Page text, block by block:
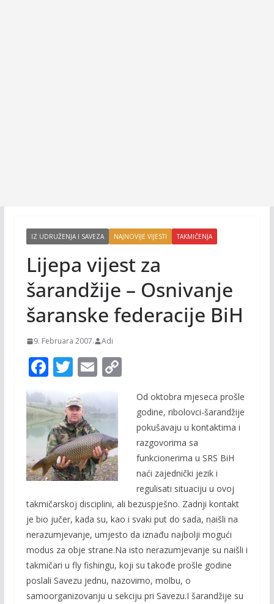
IZ UDRUŽENJA I SAVEZA NAJNOVIJE VIJESTI TAKMIČENJA
Lijepa vijest za
šarandžije – Osnivanje
šaranske federacije BiH
9. Februara 2007. Adi
F
e
b
o
o
k
T
itt
er
E
ai
l
C
Li
Od oktobra mjeseca prošle
godine, ribolovci-šarandžije
pokušavaju u kontaktima i
razgovorima sa
funkcionerima u SRS BiH
naći zajednički jezik i
regulisati situaciju u ovoj
takmičarskoj disciplini, ali bezuspješno. Zadnji kontakt
je bio jučer, kada su, kao i svaki put do sada, naišli na
nerazumjevanje, umjesto da iznađu najbolji mogući
modus za obje strane.Na isto nerazumjevanje su naišli i
takmičari u fly fishingu, koji su takođe prošle godine
poslali Savezu jednu, nazovimo, molbu, o
samoorganizovanju u sekciju pri Savezu.I šarandžije su